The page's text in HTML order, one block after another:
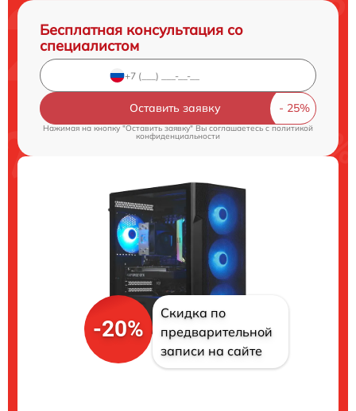
Бесплатная консультация со
специалистом
Оставить заявку
Нажимая на кнопку "Оставить заявку" Вы соглашаетесь cполитикой
конфиденциальности
-20%
Скидка по
предварительной
записи на сайте